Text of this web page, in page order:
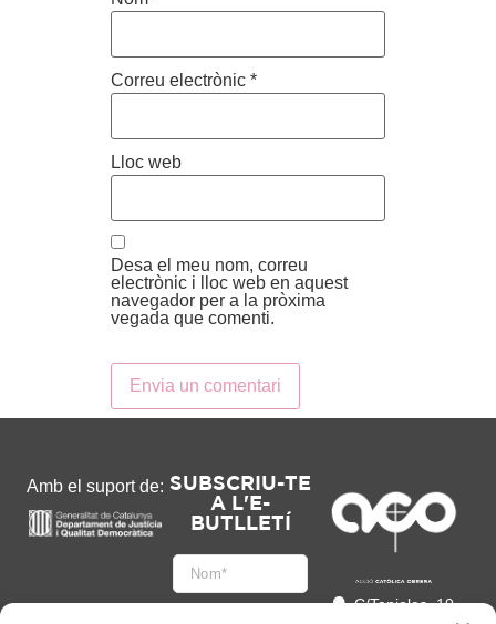
Correu electrònic *
Lloc web
Desa el meu nom, correu
electrònic i lloc web en aquest
navegador per a la pròxima
vegada que comenti.
Amb el suport de: SUBSCRIU-TE
A L'E-
BUTLLETÍ
C/Tapioles, 10